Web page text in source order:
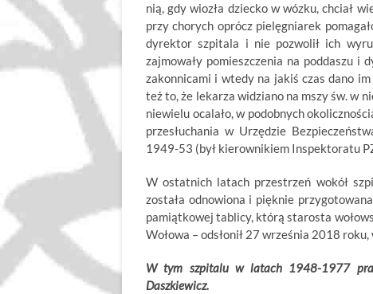
nią, gdy wiozła dziecko w wózku, chciał
przy chorych oprócz pielęgniarek
dyrektor szpitala i nie pozwolił ich
zajmowały pomieszczenia na poddaszu i
zakonnicami i wtedy na jakiś czas dano
też to, że lekarza widziano na mszy św. w
niewielu ocalało, w podobnych
przesłuchania w Urzędzie
1949-53 (był kierownikiem Inspektoratu
W ostatnich latach przestrzeń wokół
została odnowiona i pięknie
pamiątkowej tablicy, którą starosta
Wołowa – odsłonił 27 września 2018
W tym szpitalu w latach 1948-1977
Daszkiewicz.